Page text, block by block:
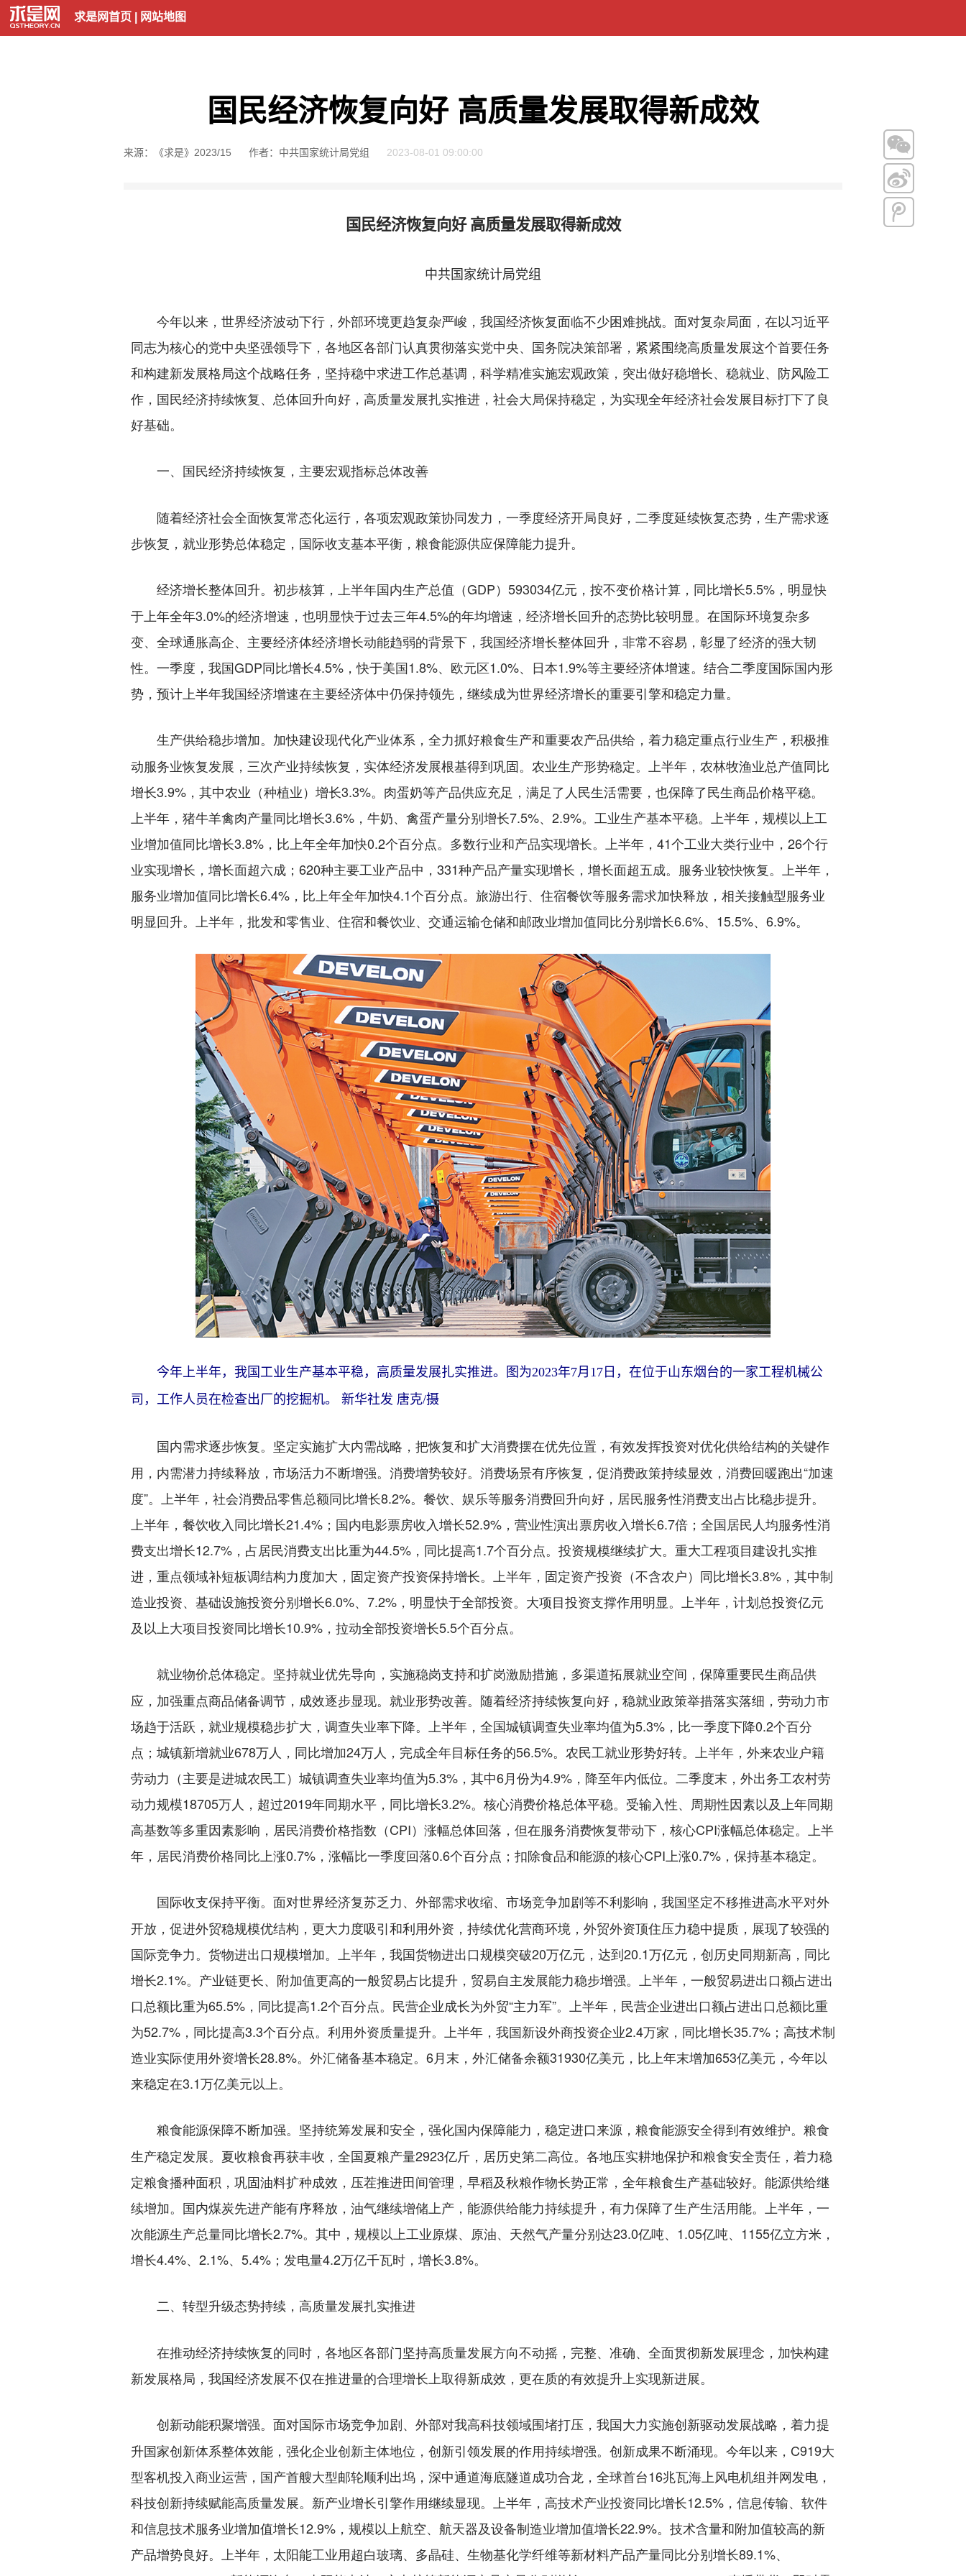
求是网首页 网站地图
国民经济恢复向好 高质量发展取得新成效
来源：《求是》2023/15 作者：中共国家统计局党组 2023-08-01 09:00:00
国民经济恢复向好 高质量发展取得新成效
中共国家统计局党组
今年以来，世界经济波动下行，外部环境更趋复杂严峻，我国经济恢复面临不少困难挑战。面对复杂局面，在以习近平
同志为核心的党中央坚强领导下，各地区各部门认真贯彻落实党中央、国务院决策部署，紧紧围绕高质量发展这个首要任务
和构建新发展格局这个战略任务，坚持稳中求进工作总基调，科学精准实施宏观政策，突出做好稳增长、稳就业、防风险工
作，国民经济持续恢复、总体回升向好，高质量发展扎实推进，社会大局保持稳定，为实现全年经济社会发展目标打下了良
好基础。
一、国民经济持续恢复，主要宏观指标总体改善
随着经济社会全面恢复常态化运行，各项宏观政策协同发力，一季度经济开局良好，二季度延续恢复态势，生产需求逐
步恢复，就业形势总体稳定，国际收支基本平衡，粮食能源供应保障能力提升。
经济增长整体回升。 初步核算，上半年国内生产总值（GDP）593034亿元，按不变价格计算，同比增长5.5%，明显快
于上年全年3.0%的经济增速，也明显快于过去三年4.5%的年均增速，经济增长回升的态势比较明显。在国际环境复杂多
变、全球通胀高企、主要经济体经济增长动能趋弱的背景下，我国经济增长整体回升，非常不容易，彰显了经济的强大韧
性。一季度，我国GDP同比增长4.5%，快于美国1.8%、欧元区1.0%、日本1.9%等主要经济体增速。结合二季度国际国内形
势，预计上半年我国经济增速在主要经济体中仍保持领先，继续成为世界经济增长的重要引擎和稳定力量。
生产供给稳步增加。 加快建设现代化产业体系，全力抓好粮食生产和重要农产品供给，着力稳定重点行业生产，积极推
动服务业恢复发展，三次产业持续恢复，实体经济发展根基得到巩固。农业生产形势稳定。上半年，农林牧渔业总产值同比
增长3.9%，其中农业（种植业）增长3.3%。肉蛋奶等产品供应充足，满足了人民生活需要，也保障了民生商品价格平稳。
上半年，猪牛羊禽肉产量同比增长3.6%，牛奶、禽蛋产量分别增长7.5%、2.9%。工业生产基本平稳。上半年，规模以上工
业增加值同比增长3.8%，比上年全年加快0.2个百分点。多数行业和产品实现增长。上半年，41个工业大类行业中，26个行
业实现增长，增长面超六成；620种主要工业产品中，331种产品产量实现增长，增长面超五成。服务业较快恢复。上半年，
服务业增加值同比增长6.4%，比上年全年加快4.1个百分点。旅游出行、住宿餐饮等服务需求加快释放，相关接触型服务业
明显回升。上半年，批发和零售业、住宿和餐饮业、交通运输仓储和邮政业增加值同比分别增长6.6%、15.5%、6.9%。
今年上半年，我国工业生产基本平稳，高质量发展扎实推进。图为2023年7月17日，在位于山东烟台的一家工程机械公
司，工作人员在检查出厂的挖掘机。 新华社发 唐克/摄
国内需求逐步恢复。 坚定实施扩大内需战略，把恢复和扩大消费摆在优先位置，有效发挥投资对优化供给结构的关键作
用，内需潜力持续释放，市场活力不断增强。消费增势较好。消费场景有序恢复，促消费政策持续显效，消费回暖跑出“加速
度”。上半年，社会消费品零售总额同比增长8.2%。餐饮、娱乐等服务消费回升向好，居民服务性消费支出占比稳步提升。
上半年，餐饮收入同比增长21.4%；国内电影票房收入增长52.9%，营业性演出票房收入增长6.7倍；全国居民人均服务性消
费支出增长12.7%，占居民消费支出比重为44.5%，同比提高1.7个百分点。投资规模继续扩大。重大工程项目建设扎实推
进，重点领域补短板调结构力度加大，固定资产投资保持增长。上半年，固定资产投资（不含农户）同比增长3.8%，其中制
造业投资、基础设施投资分别增长6.0%、7.2%，明显快于全部投资。大项目投资支撑作用明显。上半年，计划总投资亿元
及以上大项目投资同比增长10.9%，拉动全部投资增长5.5个百分点。
就业物价总体稳定。 坚持就业优先导向，实施稳岗支持和扩岗激励措施，多渠道拓展就业空间，保障重要民生商品供
应，加强重点商品储备调节，成效逐步显现。就业形势改善。随着经济持续恢复向好，稳就业政策举措落实落细，劳动力市
场趋于活跃，就业规模稳步扩大，调查失业率下降。上半年，全国城镇调查失业率均值为5.3%，比一季度下降0.2个百分
点；城镇新增就业678万人，同比增加24万人，完成全年目标任务的56.5%。农民工就业形势好转。上半年，外来农业户籍
劳动力（主要是进城农民工）城镇调查失业率均值为5.3%，其中6月份为4.9%，降至年内低位。二季度末，外出务工农村劳
动力规模18705万人，超过2019年同期水平，同比增长3.2%。核心消费价格总体平稳。受输入性、周期性因素以及上年同期
高基数等多重因素影响，居民消费价格指数（CPI）涨幅总体回落，但在服务消费恢复带动下，核心CPI涨幅总体稳定。上半
年，居民消费价格同比上涨0.7%，涨幅比一季度回落0.6个百分点；扣除食品和能源的核心CPI上涨0.7%，保持基本稳定。
国际收支保持平衡。 面对世界经济复苏乏力、外部需求收缩、市场竞争加剧等不利影响，我国坚定不移推进高水平对外
开放，促进外贸稳规模优结构，更大力度吸引和利用外资，持续优化营商环境，外贸外资顶住压力稳中提质，展现了较强的
国际竞争力。货物进出口规模增加。上半年，我国货物进出口规模突破20万亿元，达到20.1万亿元，创历史同期新高，同比
增长2.1%。产业链更长、附加值更高的一般贸易占比提升，贸易自主发展能力稳步增强。上半年，一般贸易进出口额占进出
口总额比重为65.5%，同比提高1.2个百分点。民营企业成长为外贸“主力军”。上半年，民营企业进出口额占进出口总额比重
为52.7%，同比提高3.3个百分点。利用外资质量提升。上半年，我国新设外商投资企业2.4万家，同比增长35.7%；高技术制
造业实际使用外资增长28.8%。外汇储备基本稳定。6月末，外汇储备余额31930亿美元，比上年末增加653亿美元，今年以
来稳定在3.1万亿美元以上。
粮食能源保障不断加强。 坚持统筹发展和安全，强化国内保障能力，稳定进口来源，粮食能源安全得到有效维护。粮食
生产稳定发展。夏收粮食再获丰收，全国夏粮产量2923亿斤，居历史第二高位。各地压实耕地保护和粮食安全责任，着力稳
定粮食播种面积，巩固油料扩种成效，压茬推进田间管理，早稻及秋粮作物长势正常，全年粮食生产基础较好。能源供给继
续增加。国内煤炭先进产能有序释放，油气继续增储上产，能源供给能力持续提升，有力保障了生产生活用能。上半年，一
次能源生产总量同比增长2.7%。其中，规模以上工业原煤、原油、天然气产量分别达23.0亿吨、1.05亿吨、1155亿立方米，
增长4.4%、2.1%、5.4%；发电量4.2万亿千瓦时，增长3.8%。
二、转型升级态势持续，高质量发展扎实推进
在推动经济持续恢复的同时，各地区各部门坚持高质量发展方向不动摇，完整、准确、全面贯彻新发展理念，加快构建
新发展格局，我国经济发展不仅在推进量的合理增长上取得新成效，更在质的有效提升上实现新进展。
创新动能积聚增强。 面对国际市场竞争加剧、外部对我高科技领域围堵打压，我国大力实施创新驱动发展战略，着力提
升国家创新体系整体效能，强化企业创新主体地位，创新引领发展的作用持续增强。创新成果不断涌现。今年以来，C919大
型客机投入商业运营，国产首艘大型邮轮顺利出坞，深中通道海底隧道成功合龙，全球首台16兆瓦海上风电机组并网发电，
科技创新持续赋能高质量发展。新产业增长引擎作用继续显现。上半年，高技术产业投资同比增长12.5%，信息传输、软件
和信息技术服务业增加值增长12.9%，规模以上航空、航天器及设备制造业增加值增长22.9%。技术含量和附加值较高的新
产品增势良好。上半年，太阳能工业用超白玻璃、多晶硅、生物基化学纤维等新材料产品产量同比分别增长89.1%、